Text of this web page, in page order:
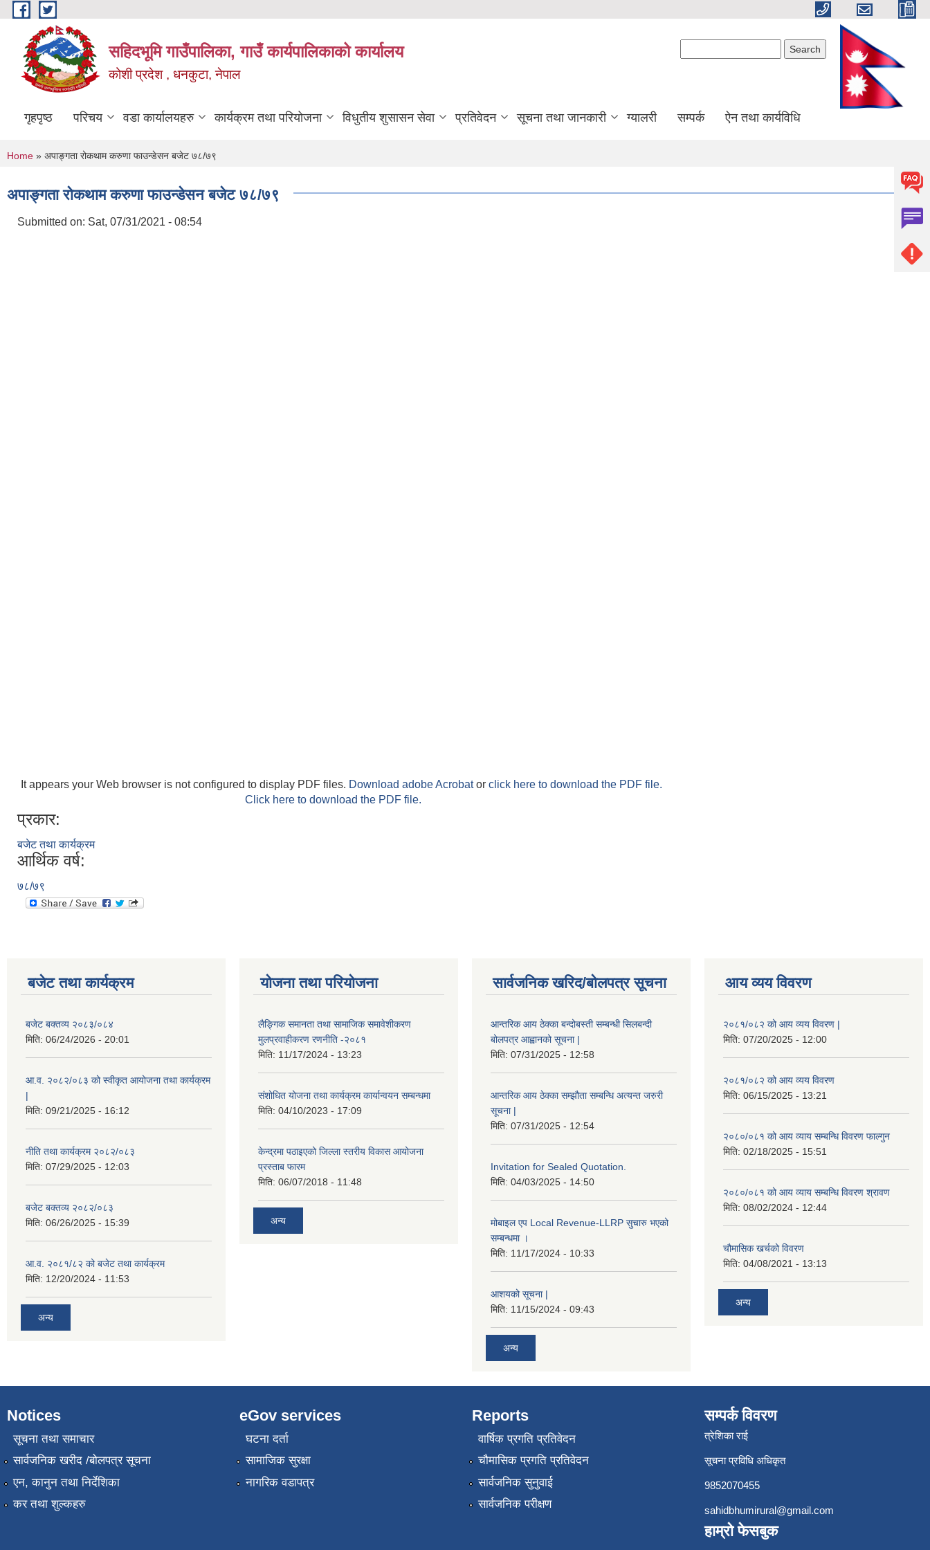
Skip to main content
सहिदभूमि गाउँपालिका, गाउँ कार्यपालिकाको कार्यालय
कोशी प्रदेश , धनकुटा, नेपाल
गृहपृष्ठ परिचय वडा कार्यालयहरु कार्यक्रम तथा परियोजना विधुतीय शुसासन सेवा प्रतिवेदन सूचना तथा जानकारी ग्यालरी सम्पर्क ऐन तथा कार्यविधि
You are here
Home » अपाङ्गता रोकथाम करुणा फाउन्डेसन बजेट ७८/७९
अपाङ्गता रोकथाम करुणा फाउन्डेसन बजेट ७८/७९
Submitted on: Sat, 07/31/2021 - 08:54
It appears your Web browser is not configured to display PDF files. Download adobe Acrobator click here to download the PDF file.
Click here to download the PDF file.
प्रकार:
बजेट तथा कार्यक्रम
आर्थिक वर्ष:
७८/७९
बजेट तथा कार्यक्रम
बजेट बक्तव्य २०८३/०८४
मिति: 06/24/2026 - 20:01
आ.व. २०८२/०८३ को स्वीकृत आयोजना तथा कार्यक्रम
|
मिति: 09/21/2025 - 16:12
नीति तथा कार्यक्रम २०८२/०८३
मिति: 07/29/2025 - 12:03
बजेट बक्तव्य २०८२/०८३
मिति: 06/26/2025 - 15:39
आ.व. २०८१/८२ को बजेट तथा कार्यक्रम
मिति: 12/20/2024 - 11:53
अन्य
योजना तथा परियोजना
लैङ्गिक समानता तथा सामाजिक समावेशीकरण
मुलप्रवाहीकरण रणनीति -२०८१
मिति: 11/17/2024 - 13:23
संशोधित योजना तथा कार्यक्रम कार्यान्वयन सम्बन्धमा
मिति: 04/10/2023 - 17:09
केन्द्रमा पठाइएको जिल्ला स्तरीय विकास आयोजना
प्रस्ताब फारम
मिति: 06/07/2018 - 11:48
अन्य
सार्वजनिक खरिद/बोलपत्र सूचना
आन्तरिक आय ठेक्का बन्दोबस्ती सम्बन्धी सिलबन्दी
बोलपत्र आह्वानको सूचना |
मिति: 07/31/2025 - 12:58
आन्तरिक आय ठेक्का सम्झौता सम्बन्धि अत्यन्त जरुरी
सूचना |
मिति: 07/31/2025 - 12:54
Invitation for Sealed Quotation.
मिति: 04/03/2025 - 14:50
मोबाइल एप Local Revenue-LLRP सुचारु भएको
सम्बन्धमा ।
मिति: 11/17/2024 - 10:33
आशयको सूचना |
मिति: 11/15/2024 - 09:43
अन्य
आय व्यय विवरण
२०८१/०८२ को आय व्यय विवरण |
मिति: 07/20/2025 - 12:00
२०८१/०८२ को आय व्यय विवरण
मिति: 06/15/2025 - 13:21
२०८०/०८१ को आय व्याय सम्बन्धि विवरण फाल्गुन
मिति: 02/18/2025 - 15:51
२०८०/०८१ को आय व्याय सम्बन्धि विवरण श्रावण
मिति: 08/02/2024 - 12:44
चौमासिक खर्चको विवरण
मिति: 04/08/2021 - 13:13
अन्य
Notices
सूचना तथा समाचार
सार्वजनिक खरीद /बोलपत्र सूचना
एन, कानुन तथा निर्देशिका
कर तथा शुल्कहरु
eGov services
घटना दर्ता
सामाजिक सुरक्षा
नागरिक वडापत्र
Reports
वार्षिक प्रगति प्रतिवेदन
चौमासिक प्रगति प्रतिवेदन
सार्वजनिक सुनुवाई
सार्वजनिक परीक्षण
सम्पर्क विवरण
त्रेशिका राई
सूचना प्रविधि अधिकृत
9852070455
sahidbhumirural@gmail.com
हाम्रो फेसबुक